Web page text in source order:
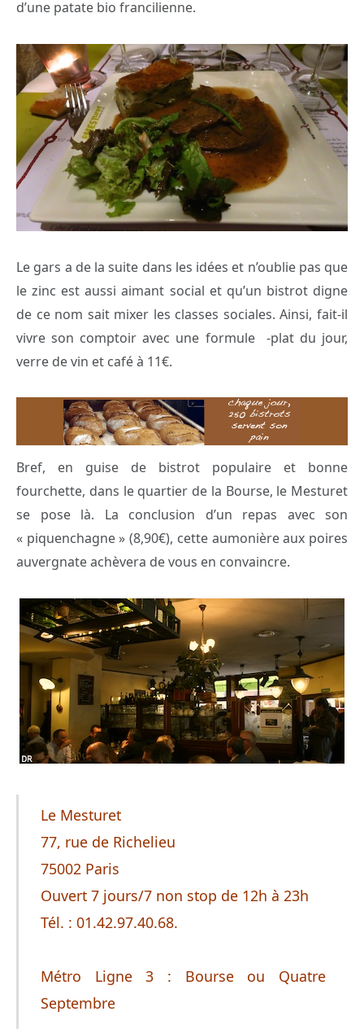
d’une patate bio francilienne.
Le gars a de la suite dans les idées et n’oublie pas que
le zinc est aussi aimant social et qu’un bistrot digne
de ce nom sait mixer les classes sociales. Ainsi, fait-il
vivre son comptoir avec une formule -plat du jour,
verre de vin et café à 11€.
Bref, en guise de bistrot populaire et bonne
fourchette, dans le quartier de la Bourse, le Mesturet
se pose là. La conclusion d’un repas avec son
« piquenchagne » (8,90€), cette aumonière aux poires
auvergnate achèvera de vous en convaincre.
Le Mesturet
77, rue de Richelieu
75002 Paris
Ouvert 7 jours/7 non stop de 12h à 23h
Tél. : 01.42.97.40.68.
Métro Ligne 3 : Bourse ou Quatre
Septembre